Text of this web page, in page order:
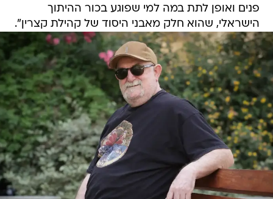
פנים ואופן לתת במה למי שפוגע בכור ההיתוך
הישראלי, שהוא חלק מאבני היסוד של קהילת קצרין".